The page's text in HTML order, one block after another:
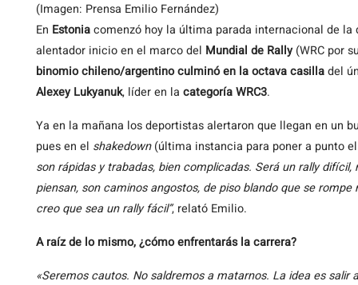
(Imagen: Prensa Emilio Fernández)
En Estoniacomenzó hoy la última parada internacional de
alentador inicio en el marco del Mundial de Rally(WRC por
binomio chileno/argentino culminó en la octava casilladel
Alexey Lukyanuk, líder en la categoría WRC3.
Ya en la mañana los deportistas alertaron que llegan en un
pues en el shakedown(última instancia para poner a punto
son rápidas y trabadas, bien complicadas. Será un rally
piensan, son caminos angostos, de piso blando que se
creo que sea un rally fácil”, relató Emilio.
A raíz de lo mismo, ¿cómo enfrentarás la carrera?
«Seremos cautos. No saldremos a matarnos. La idea es